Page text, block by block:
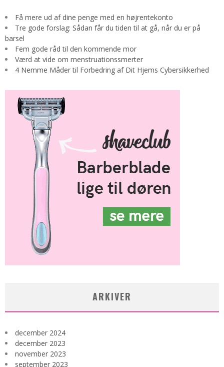
Få mere ud af dine penge med en højrentekonto
Tre gode forslag: Sådan får du tiden til at gå, når du er på
barsel
Fem gode råd til den kommende mor
Værd at vide om menstruationssmerter
4 Nemme Måder til Forbedring af Dit Hjems Cybersikkerhed
ARKIVER
december 2024
december 2023
november 2023
september 2023